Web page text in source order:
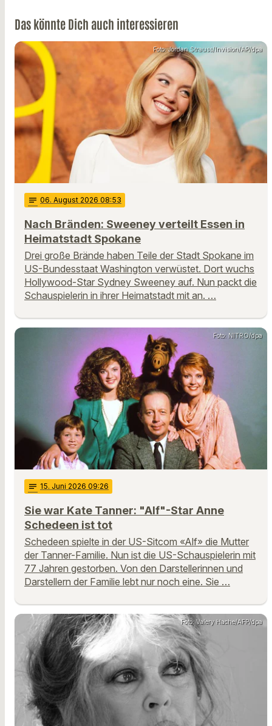
Das könnte Dich auch interessieren
Foto: Jordan Strauss/Invision/AP/dpa
notes 06. August 2026 08:53
Nach Bränden: Sweeney verteilt Essen in
Heimatstadt Spokane
Drei große Brände haben Teile der Stadt Spokane im
US-Bundesstaat Washington verwüstet. Dort wuchs
Hollywood-Star Sydney Sweeney auf. Nun packt die
Schauspielerin in ihrer Heimatstadt mit an. …
Foto: NITRO/dpa
notes 15. Juni 2026 09:26
Sie war Kate Tanner: "Alf"-Star Anne
Schedeen ist tot
Schedeen spielte in der US-Sitcom «Alf» die Mutter
der Tanner-Familie. Nun ist die US-Schauspielerin mit
77 Jahren gestorben. Von den Darstellerinnen und
Darstellern der Familie lebt nur noch eine. Sie …
Foto: Valery Hache/AFP/dpa